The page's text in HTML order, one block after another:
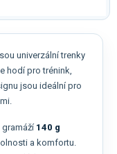
univerzální trenky
hodí pro trénink,
jsou ideální pro
gramáží 140 g
a komfortu.